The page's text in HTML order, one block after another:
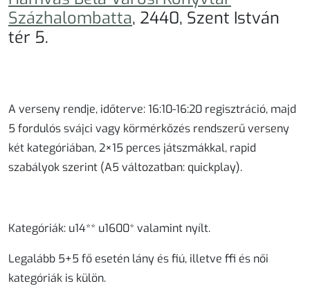
Százhalombatta, 2440, Szent István
tér 5.
A verseny rendje, időterve: 16:10-16:20 regisztráció, majd
5 fordulós svájci vagy körmérkőzés rendszerű verseny
két kategóriában, 2×15 perces játszmákkal, rapid
szabályok szerint (A5 változatban: quickplay).
Kategóriák: u14** u1600* valamint nyílt.
Legalább 5+5 fő esetén lány és fiú, illetve ffi és női
kategóriák is külön.